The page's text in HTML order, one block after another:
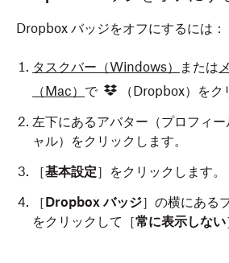
Dropbox バッジをオフにするには：
タスクバー（Windows） または
（Mac） で
（Dropbox）をク
左下にあるアバター（プロフィ
ャル）をクリックします。
［基本設定］をクリックします。
［Dropbox バッジ］の横にある
をクリックして［常に表示しない